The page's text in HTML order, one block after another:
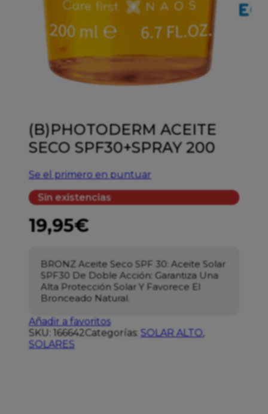
(B)PHOTODERM ACEITE
SECO SPF30+SPRAY 200
Se el primero en puntuar
Sin existencias
19,95€
BRONZ Aceite Seco SPF 30: Aceite Solar
SPF30 De Doble Acción: Garantiza Una
Alta Protección Solar Y Favorece El
Bronceado Natural.
Añadir a favoritos
SKU: 166642Categorías: SOLAR ALTO,
SOLARES